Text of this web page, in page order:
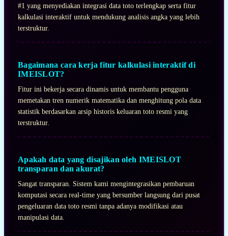
#1 yang menyediakan integrasi data toto terlengkap serta fitur
kalkulasi interaktif untuk mendukung analisis angka yang lebih
terstruktur.
Bagaimana cara kerja fitur kalkulasi interaktif di
IMEISLOT?
Fitur ini bekerja secara dinamis untuk membantu pengguna
memetakan tren numerik matematika dan menghitung pola data
statistik berdasarkan arsip historis keluaran toto resmi yang
terstruktur.
Apakah data yang disajikan oleh IMEISLOT
transparan dan akurat?
Sangat transparan. Sistem kami mengintegrasikan pembaruan
komputasi secara real-time yang bersumber langsung dari pusat
pengeluaran data toto resmi tanpa adanya modifikasi atau
manipulasi data.